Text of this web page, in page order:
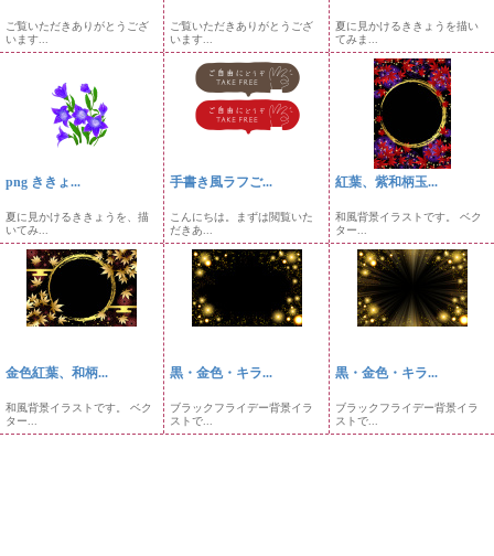
ご覧いただきありがとうござ
います...
ご覧いただきありがとうござ
います...
夏に見かけるききょうを描い
てみま...
png ききょ...
夏に見かけるききょうを、描
いてみ...
手書き風ラフご...
こんにちは。まずは閲覧いた
だきあ...
紅葉、紫和柄玉...
和風背景イラストです。 ベク
ター...
金色紅葉、和柄...
和風背景イラストです。 ベク
ター...
黒・金色・キラ...
ブラックフライデー背景イラ
ストで...
黒・金色・キラ...
ブラックフライデー背景イラ
ストで...